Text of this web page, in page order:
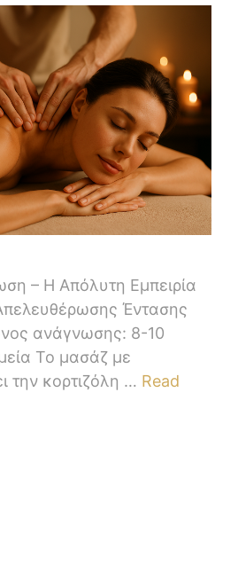
– Η Απόλυτη Εμπειρία
Έντασης
ανάγνωσης: 8-10
Το μασάζ με
την κορτιζόλη … Read